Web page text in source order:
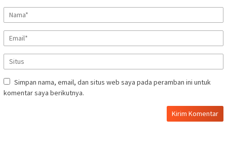
Simpan nama, email, dan situs web saya pada peramban ini untuk
komentar saya berikutnya.